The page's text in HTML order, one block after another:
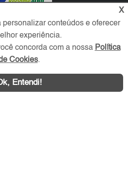
Sociais
X
conteúdos e oferecer
experiência.
concorda com a nossa Política
Cookies.
Entendi!